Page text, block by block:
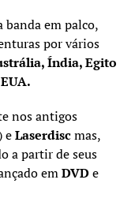
banda em palco,
por vários
Índia, Egito
EUA.
nos antigos
eLaserdiscmas,
a partir de seus
emDVDe